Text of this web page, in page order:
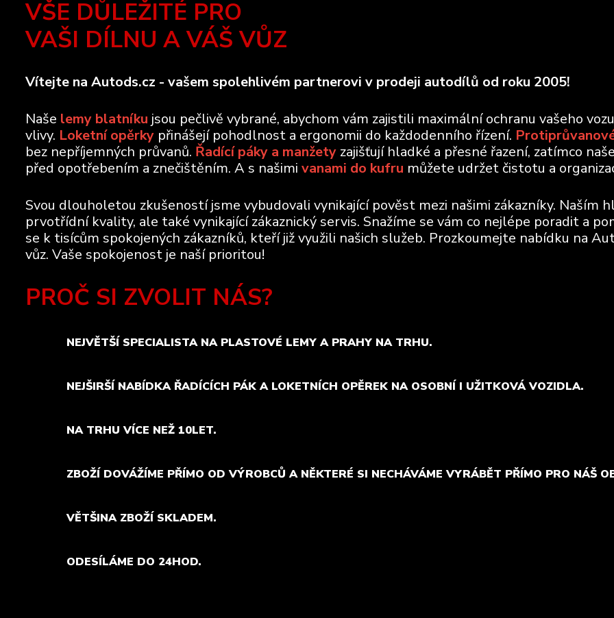
VŠE DŮLEŽITÉ PRO
VAŠI DÍLNU A VÁŠ VŮZ
Vítejte na Autods.cz - vašem spolehlivém partnerovi v prodeji autodílů od roku 2005!
Naše lemy blatníku jsou pečlivě vybrané, abychom vám zajistili maximální ochranu vašeho
vlivy. Loketní opěrky přinášejí pohodlnost a ergonomii do každodenního řízení.
bez nepříjemných průvanů. Řadící páky a manžety zajišťují hladké a přesné řazení, zatímco
před opotřebením a znečištěním. A s našimi vanami do kufru můžete udržet čistotu a
Svou dlouholetou zkušeností jsme vybudovali vynikající pověst mezi našimi zákazníky. Naším
prvotřídní kvality, ale také vynikající zákaznický servis. Snažíme se vám co nejlépe poradit a
se k tisícům spokojených zákazníků, kteří již využili našich služeb. Prozkoumejte nabídku na
vůz. Vaše spokojenost je naší prioritou!
PROČ SI ZVOLIT NÁS?
NEJVĚTŠÍ SPECIALISTA NA PLASTOVÉ LEMY A PRAHY NA TRHU.
NEJŠIRŠÍ NABÍDKA ŘADÍCÍCH PÁK A LOKETNÍCH OPĚREK NA OSOBNÍ I UŽITKOVÁ VOZIDLA.
NA TRHU VÍCE NEŽ 10LET.
ZBOŽÍ DOVÁŽÍME PŘÍMO OD VÝROBCŮ A NĚKTERÉ SI NECHÁVÁME VYRÁBĚT PŘÍMO PRO NÁŠ
VĚTŠINA ZBOŽÍ SKLADEM.
ODESÍLÁME DO 24HOD.